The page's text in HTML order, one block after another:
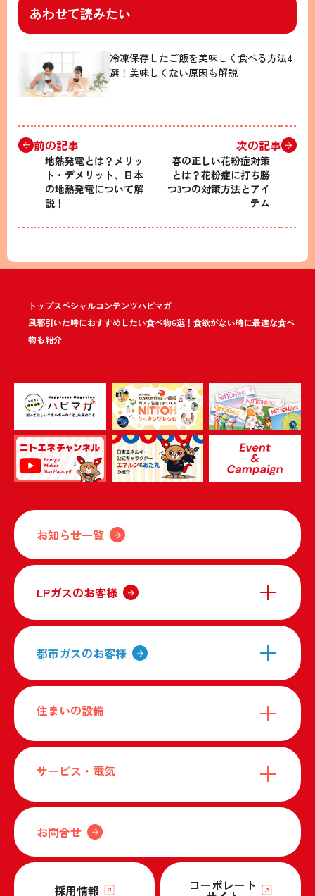
あわせて読みたい
冷凍保存したご飯を美味しく食べる方法4
選！美味しくない原因も解説
前の記事
地熱発電とは？メリッ
ト・デメリット、日本
の地熱発電について解
説！
次の記事
春の正しい花粉症対策
とは？花粉症に打ち勝
つ3つの対策方法とアイ
テム
トップスペシャルコンテンツハピマガ
風邪引いた時におすすめしたい食べ物6選！食欲がない時に最適な食べ
物も紹介
お知らせ一覧
LPガスのお客様
都市ガスのお客様
住まいの設備
サービス・電気
お問合せ
採用情報 コーポレート